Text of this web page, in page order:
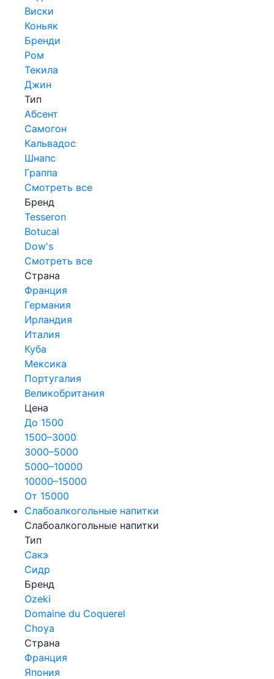
Виски
Коньяк
Бренди
Ром
Текила
Джин
Тип
Абсент
Самогон
Кальвадос
Шнапс
Граппа
Смотреть все
Бренд
Tesseron
Botucal
Dow's
Смотреть все
Страна
Франция
Германия
Ирландия
Италия
Куба
Мексика
Португалия
Великобритания
Цена
До 1500
1500–3000
3000–5000
5000–10000
10000–15000
От 15000
Слабоалкогольные напитки
Слабоалкогольные напитки
Тип
Сакэ
Сидр
Бренд
Ozeki
Domaine du Coquerel
Choya
Страна
Франция
Япония